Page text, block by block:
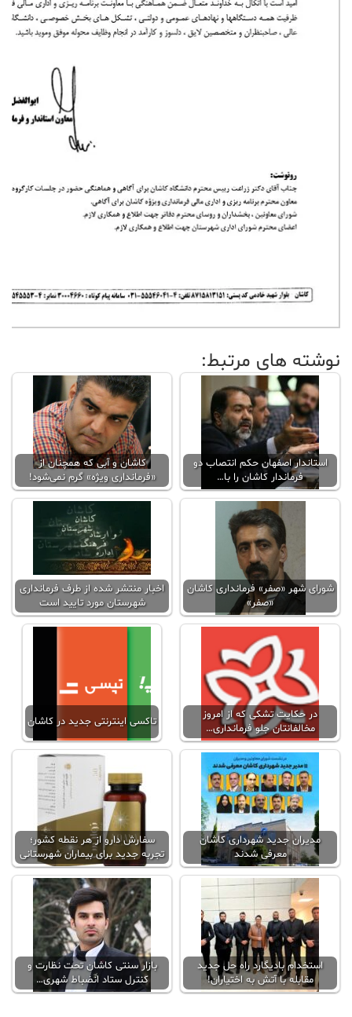
نوشته های مرتبط:
استاندار اصفهان حکم انتصاب دو
فرماندار کاشان را با…
کاشان و آبی که همچنان از
«فرمانداری ویژه» گرم نمی‌شود!
شورای شهر «صفر» فرمانداری کاشان
«صفر»
اخبار منتشر شده از طرف فرمانداری
شهرستان مورد تایید است
در حکایت تشکی که از امروز
مخالفانتان جلو فرمانداری…
تاکسی اینترنتی جدید در کاشان
مدیران جدید شهرداری کاشان
معرفی شدند
سفارش دارو از هر نقطه کشور؛
تجربه جدید برای بیماران شهرستانی
استخدام بادیگارد راه حل جدید
مقابله با آتش به اختیاران!
بازار سنتی کاشان تحت نظارت و
کنترل ستاد انضباط شهری…